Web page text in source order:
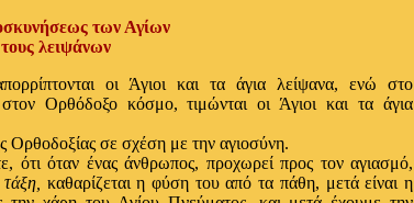
των Αγίων
λειψάνων
οι Άγιοι και τα άγια λείψανα, ενώ στο
Ορθόδοξο κόσμο, τιμώνται οι Άγιοι και τα άγια
Ορθοδοξίας σε σχέση με την αγιοσύνη.
ότι όταν ένας άνθρωπος, προχωρεί προς τον αγιασμό,
, καθαρίζεται η φύση του από τα πάθη, μετά είναι η